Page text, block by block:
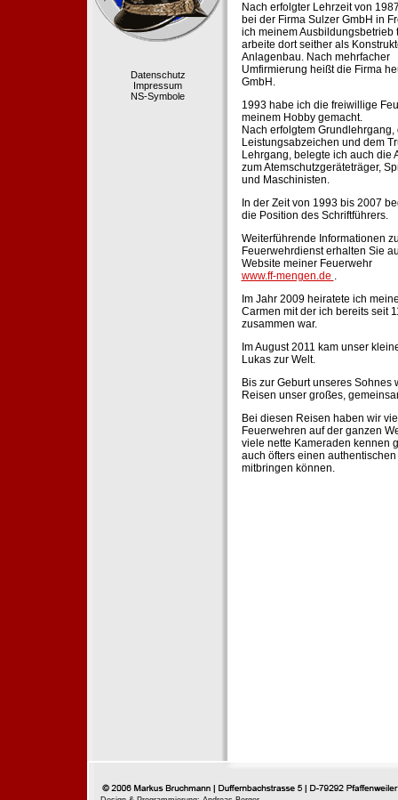
Datenschutz
Impressum
NS-Symbole
Nach erfolgter Lehrzeit von
bei der Firma Sulzer GmbH in
ich meinem Ausbildungsbetrieb
arbeite dort seither als
Anlagenbau. Nach mehrfacher
Umfirmierung heißt die Firma
GmbH.
1993 habe ich die freiwillige
meinem Hobby gemacht.
Nach erfolgtem Grundlehrgang,
Leistungsabzeichen und dem
Lehrgang, belegte ich auch die
zum Atemschutzgeräteträger,
und Maschinisten.
In der Zeit von 1993 bis 2007
die Position des Schriftführers.
Weiterführende Informationen
Feuerwehrdienst erhalten Sie
Website meiner Feuerwehr
www.ff-mengen.de .
Im Jahr 2009 heiratete ich
Carmen mit der ich bereits seit
zusammen war.
Im August 2011 kam unser
Lukas zur Welt.
Bis zur Geburt unseres Sohnes
Reisen unser großes,
Bei diesen Reisen haben wir
Feuerwehren auf der ganzen
viele nette Kameraden kennen
auch öfters einen
mitbringen können.